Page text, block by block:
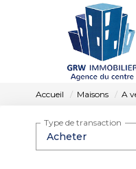
Accueil Maisons A
Acheter
Type de transaction